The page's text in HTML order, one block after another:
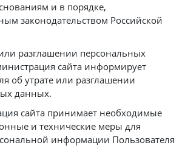
и в порядке,
законодательством Российской
разглашении персональных
сайта информирует
об утрате или разглашении
данных.
сайта принимает необходимые
и технические меры для
информации Пользователя